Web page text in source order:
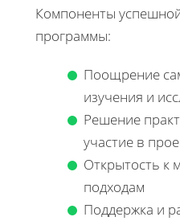
Компоненты
программы:
Поощрение
изучения и
Решение
участие в
Открытость к
подходам
Поддержка и